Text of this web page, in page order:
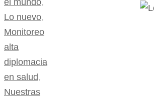
el mundo,
Lo nuevo,
Monitoreo
alta
diplomacia
en salud ,
Nuestras